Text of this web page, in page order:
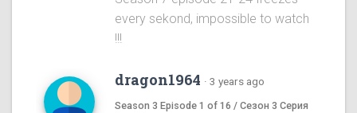
every sekond, impossible to watch
!!!
dragon1964 · 3 years ago
Season 3 Episode 1 of 16 / Сезон 3 Серия